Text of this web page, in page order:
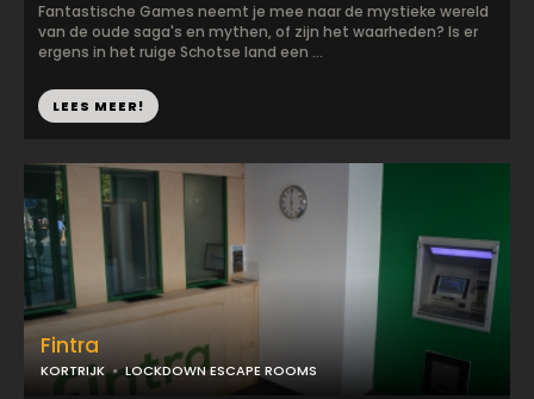
Fantastische Games neemt je mee naar de mystieke wereld
van de oude saga's en mythen, of zijn het waarheden? Is er
ergens in het ruige Schotse land een ...
LEES MEER!
Fintra
KORTRIJK LOCKDOWN ESCAPE ROOMS